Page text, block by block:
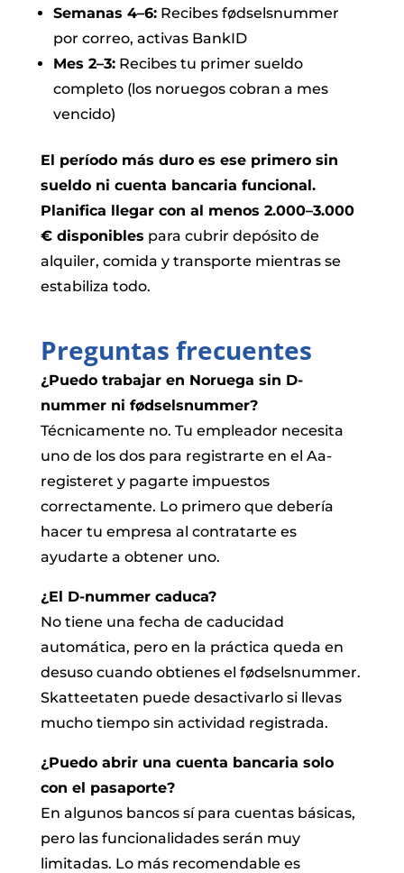
Semanas 4–6:Recibes fødselsnummer
por correo, activas BankID
Mes 2–3:Recibes tu primer sueldo
completo (los noruegos cobran a mes
vencido)
El período más duro es ese primero sin
sueldo ni cuenta bancaria funcional.
Planifica llegar con al menos 2.000–3.000
€ disponibles para cubrir depósito de
alquiler, comida y transporte mientras se
estabiliza todo.
Preguntas frecuentes
¿Puedo trabajar en Noruega sin D-
nummer ni fødselsnummer?
Técnicamente no. Tu empleador necesita
uno de los dos para registrarte en el Aa-
registeret y pagarte impuestos
correctamente. Lo primero que debería
hacer tu empresa al contratarte es
ayudarte a obtener uno.
¿El D-nummer caduca?
No tiene una fecha de caducidad
automática, pero en la práctica queda en
desuso cuando obtienes el fødselsnummer.
Skatteetaten puede desactivarlo si llevas
mucho tiempo sin actividad registrada.
¿Puedo abrir una cuenta bancaria solo
con el pasaporte?
En algunos bancos sí para cuentas básicas,
pero las funcionalidades serán muy
limitadas. Lo más recomendable es